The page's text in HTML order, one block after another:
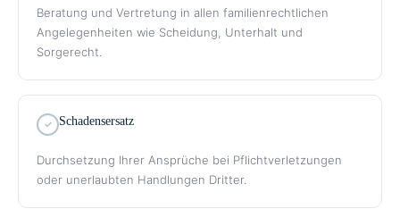
Beratung und Vertretung in allen familienrechtlichen
Angelegenheiten wie Scheidung, Unterhalt und
Sorgerecht.
Schadensersatz
Durchsetzung Ihrer Ansprüche bei Pflichtverletzungen
oder unerlaubten Handlungen Dritter.